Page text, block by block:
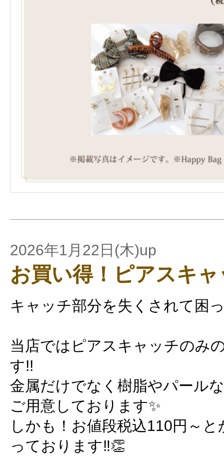
2026年1月22日(木)up
お買い得！ピアスキ
キャッチ部分を失くされて困
当店ではピアスキャッチのみ
す!!
金属だけでなく樹脂やパール
ご用意しております✨
しかも！お値段税込110円～
っております‼️👏